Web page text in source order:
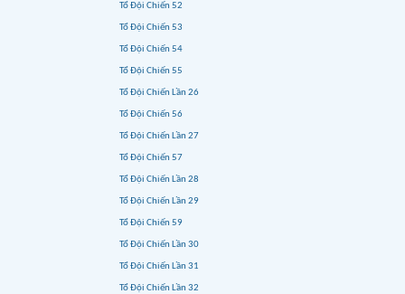
Tổ Đội Chiến 52
Tổ Đội Chiến 53
Tổ Đội Chiến 54
Tổ Đội Chiến 55
Tổ Đội Chiến Lần 26
Tổ Đội Chiến 56
Tổ Đội Chiến Lần 27
Tổ Đội Chiến 57
Tổ Đội Chiến Lần 28
Tổ Đội Chiến Lần 29
Tổ Đội Chiến 59
Tổ Đội Chiến Lần 30
Tổ Đội Chiến Lần 31
Tổ Đội Chiến Lần 32